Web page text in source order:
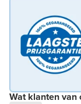
Wat klanten van